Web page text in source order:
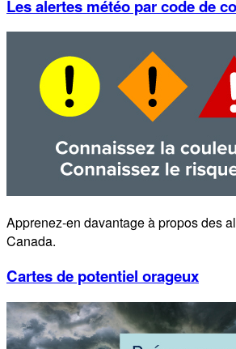
Les alertes météo par code de
Apprenez-en davantage à propos des
Canada.
Cartes de potentiel orageux